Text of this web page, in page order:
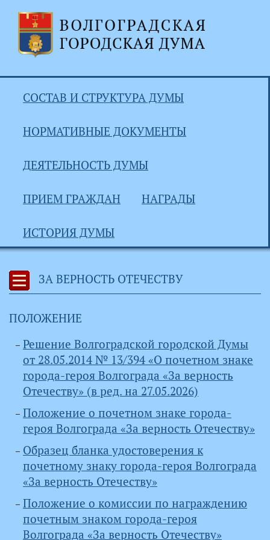
СОСТАВ И СТРУКТУРА ДУМЫ
НОРМАТИВНЫЕ ДОКУМЕНТЫ
ДЕЯТЕЛЬНОСТЬ ДУМЫ
ПРИЕМ ГРАЖДАН НАГРАДЫ
ИСТОРИЯ ДУМЫ
ЗА ВЕРНОСТЬ ОТЕЧЕСТВУ
ПОЛОЖЕНИЕ
Решение Волгоградской городской Думы
от 28.05.2014 № 13/394 «О почетном знаке
города-героя Волгограда «За верность
Отечеству» (в ред. на 27.05.2026)
Положение о почетном знаке города-
героя Волгограда «За верность Отечеству»
Образец бланка удостоверения к
почетному знаку города-героя Волгограда
«За верность Отечеству»
Положение о комиссии по награждению
почетным знаком города-героя
Волгограда «За верность Отечеству»